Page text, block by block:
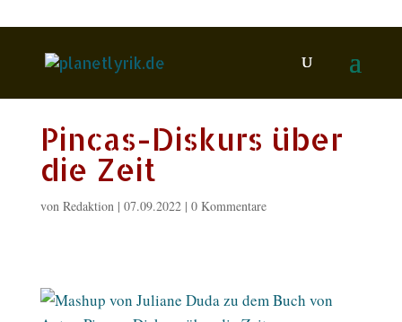
Pincas-Diskurs über
die Zeit
von Redaktion| 07.09.2022| 0 Kommentare